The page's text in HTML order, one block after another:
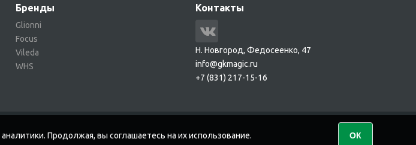
Бренды
Glionni
Focus
Vileda
WHS
Контакты
Н. Новгород, Федосеенко, 47
info@gkmagic.ru
+7 (831) 217-15-16
Продолжая, вы соглашаетесь на их использование. ОК